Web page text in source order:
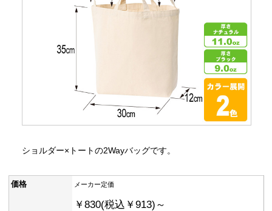
ショルダー×トートの2Wayバッグです。
価格 メーカー定価
￥830(税込￥913)～